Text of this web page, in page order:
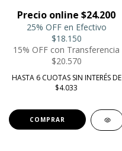
Precio online $24.200
25% OFF en Efectivo
$18.150
15% OFF con Transferencia
$20.570
HASTA 6 CUOTAS SIN INTERÉS DE
$4.033
COMPRAR